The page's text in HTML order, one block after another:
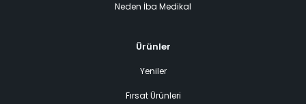
Neden İba Medikal
Ürünler
Yeniler
Fırsat Ürünleri